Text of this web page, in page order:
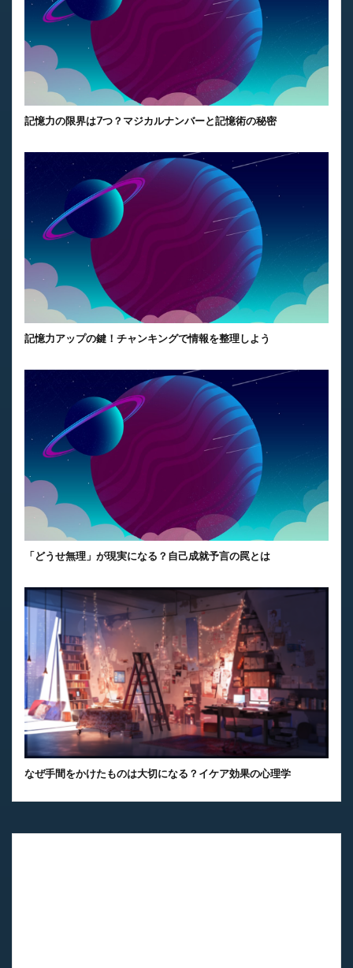
記憶力の限界は7つ？マジカルナンバーと記憶術の秘密
記憶力アップの鍵！チャンキングで情報を整理しよう
「どうせ無理」が現実になる？自己成就予言の罠とは
なぜ手間をかけたものは大切になる？イケア効果の心理学